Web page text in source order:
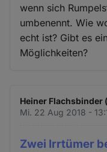
wenn sich
umbenennt. Wie
echt ist? Gibt es
Möglichkeiten?
Heiner
Mi. 22 Aug 2018 -
Zwei Irrtümer